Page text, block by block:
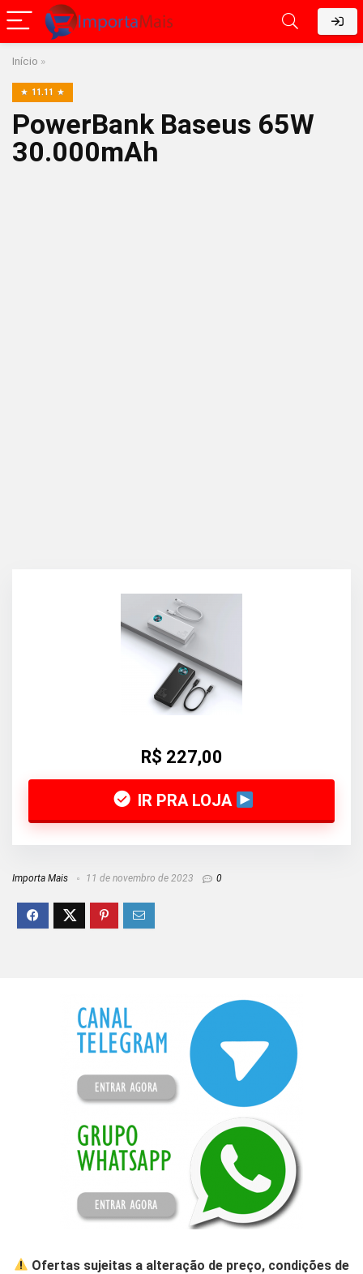
Início »
11.11
PowerBank Baseus 65W
30.000mAh
R$ 227,00
IR PRA LOJA
Importa Mais 11 de novembro de 2023 0
Ofertas sujeitas a alteração de preço, condições de